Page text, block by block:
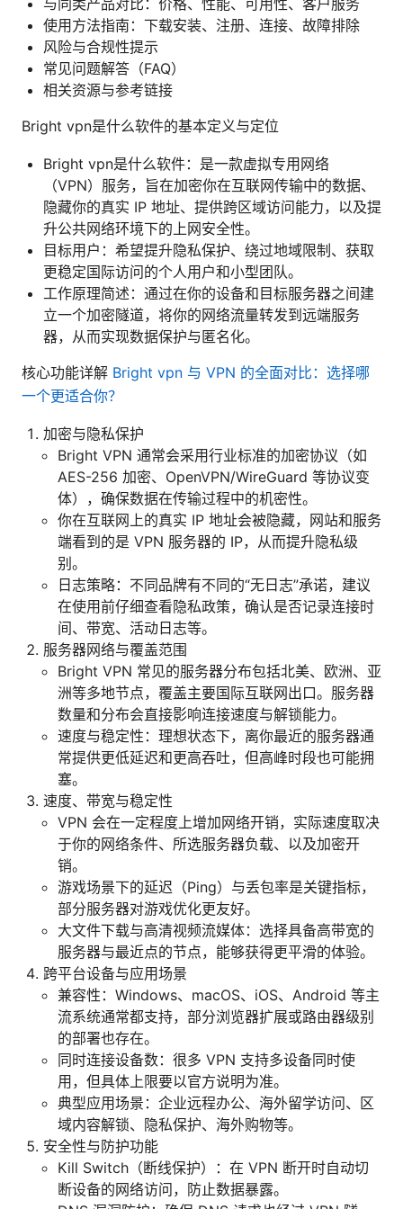
使用方法指南：下载安装、注册、连接、故障排除
风险与合规性提示
常见问题解答（FAQ）
相关资源与参考链接
Bright vpn是什么软件的基本定义与定位
Bright vpn是什么软件：是一款虚拟专用网络
（VPN）服务，旨在加密你在互联网传输中的数据、
隐藏你的真实 IP 地址、提供跨区域访问能力，以及提
升公共网络环境下的上网安全性。
目标用户：希望提升隐私保护、绕过地域限制、获取
更稳定国际访问的个人用户和小型团队。
工作原理简述：通过在你的设备和目标服务器之间建
立一个加密隧道，将你的网络流量转发到远端服务
器，从而实现数据保护与匿名化。
核心功能详解 Bright vpn 与 VPN 的全面对比：选择哪
一个更适合你？
加密与隐私保护
Bright VPN 通常会采用行业标准的加密协议（如
AES-256 加密、OpenVPN/WireGuard 等协议变
体），确保数据在传输过程中的机密性。
你在互联网上的真实 IP 地址会被隐藏，网站和服务
端看到的是 VPN 服务器的 IP，从而提升隐私级
别。
日志策略：不同品牌有不同的“无日志”承诺，建议
在使用前仔细查看隐私政策，确认是否记录连接时
间、带宽、活动日志等。
服务器网络与覆盖范围
Bright VPN 常见的服务器分布包括北美、欧洲、亚
洲等多地节点，覆盖主要国际互联网出口。服务器
数量和分布会直接影响连接速度与解锁能力。
速度与稳定性：理想状态下，离你最近的服务器通
常提供更低延迟和更高吞吐，但高峰时段也可能拥
塞。
速度、带宽与稳定性
VPN 会在一定程度上增加网络开销，实际速度取决
于你的网络条件、所选服务器负载、以及加密开
销。
游戏场景下的延迟（Ping）与丢包率是关键指标，
部分服务器对游戏优化更友好。
大文件下载与高清视频流媒体：选择具备高带宽的
服务器与最近点的节点，能够获得更平滑的体验。
跨平台设备与应用场景
兼容性：Windows、macOS、iOS、Android 等主
流系统通常都支持，部分浏览器扩展或路由器级别
的部署也存在。
同时连接设备数：很多 VPN 支持多设备同时使
用，但具体上限要以官方说明为准。
典型应用场景：企业远程办公、海外留学访问、区
域内容解锁、隐私保护、海外购物等。
安全性与防护功能
Kill Switch（断线保护）：在 VPN 断开时自动切
断设备的网络访问，防止数据暴露。